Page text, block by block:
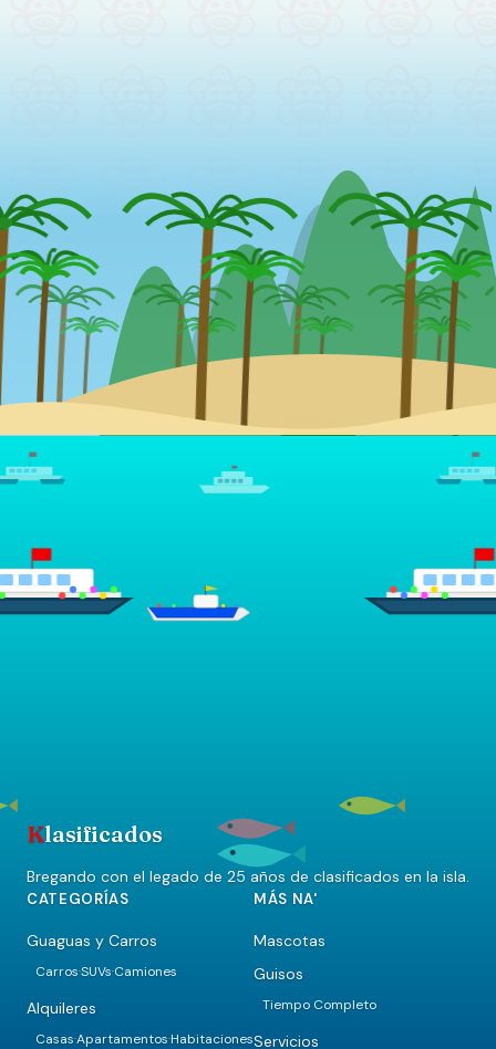
Klasificados
Bregando con el legado de 25 años de clasificados en la isla.
CATEGORÍAS
Guaguas y Carros
Carros·SUVs·Camiones
Alquileres
Casas·Apartamentos·Habitaciones
MÁS NA'
Mascotas
Guisos
Tiempo Completo
Servicios